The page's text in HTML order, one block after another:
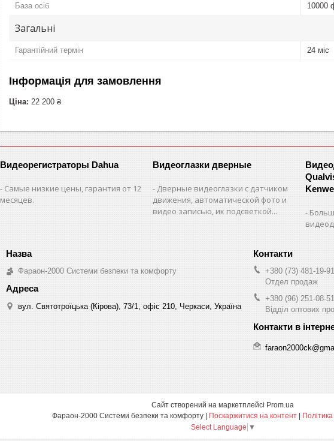
База осіб 10000
Загальні
Гарантійний термін 24 міс
Інформація для замовлення
Ціна: 22 200 ₴
Видеорегистраторы Dahua
Самые низкие цены, гарантия от 12
месяцев.
Видеоглазки дверные
Дверные видеоглазки с датчиком
движения, автоматической фото и
видео записью, ик подсветкой...
Фараон-2000 Системи безпеки та комфорту
вул. Святотроїцька (Кірова), 73/1, офіс 210, Черкаси, Україна
+380 (73) 481-19-91
Отдел продаж
+380 (96) 251-08-51
Відділ оптових
Сайт створений на маркетплейсі Prom.ua
Поскаржитися на контент
Select Language ▼